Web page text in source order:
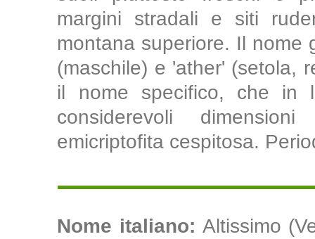
margini stradali e siti
montana superiore. Il nome
(maschile) e 'ather' (setola,
il nome specifico, che in
considerevoli
emicriptofita cespitosa.
Nome italiano: Altissimo